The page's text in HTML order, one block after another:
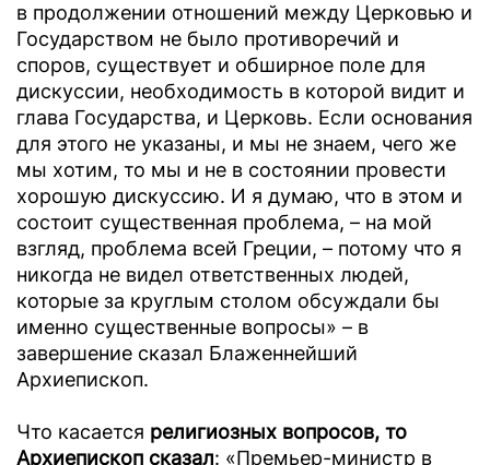
в продолжении отношений между Церковью и
Государством не было противоречий и
споров, существует и обширное поле для
дискуссии, необходимость в которой видит и
глава Государства, и Церковь. Если основания
для этого не указаны, и мы не знаем, чего же
мы хотим, то мы и не в состоянии провести
хорошую дискуссию. И я думаю, что в этом и
состоит существенная проблема, – на мой
взгляд, проблема всей Греции, – потому что я
никогда не видел ответственных людей,
которые за круглым столом обсуждали бы
именно существенные вопросы» – в
завершение сказал Блаженнейший
Архиепископ.
Что касается религиозных вопросов, то
Архиепископ сказал: «Премьер-министр в